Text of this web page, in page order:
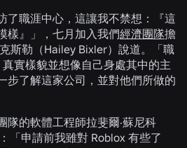
了職涯中心，這讓我不禁想：『這
樣』」，七月加入我們經濟團隊擔
斯勒（Hailey Bixler）說道。「職
實樣貌並想像自己身處其中的主
步了解這家公司，並對他們所做的
隊的軟體工程師拉斐爾·蘇尼科
「申請前我雖對 Roblox 有些了